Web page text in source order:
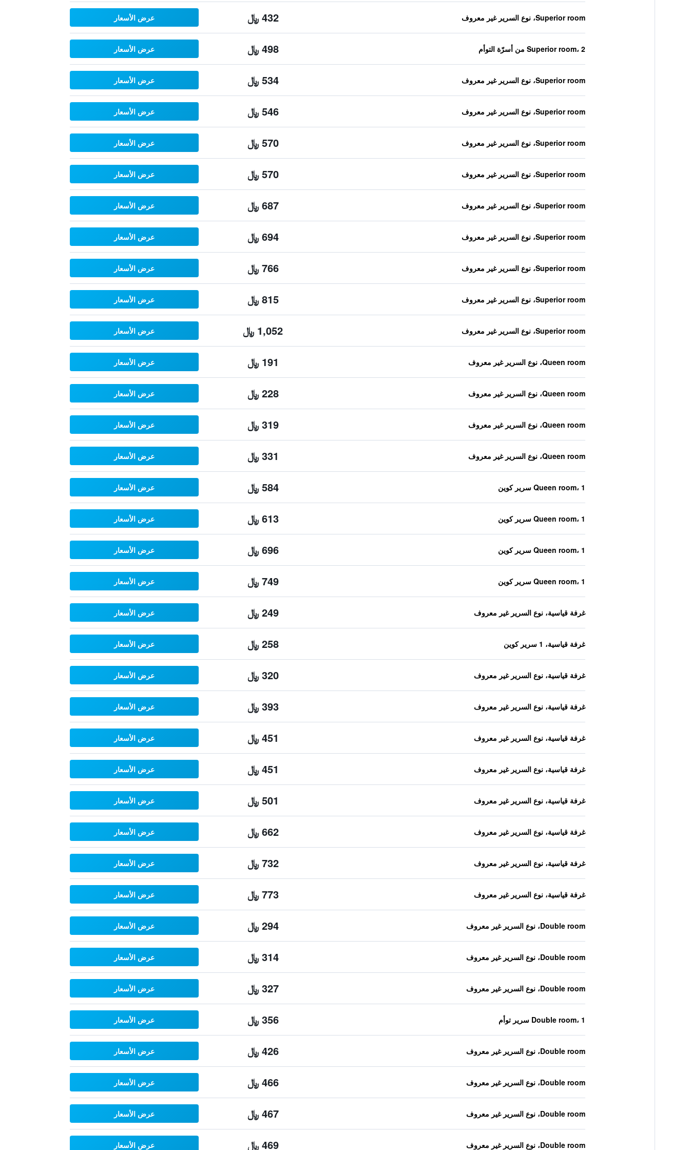
Superior room، نوع السرير غير معروف 432 ﷼ عرض الأسعار
Superior room، 2 من أسرّة التوأم 498 ﷼ عرض الأسعار
Superior room، نوع السرير غير معروف 534 ﷼ عرض الأسعار
Superior room، نوع السرير غير معروف 546 ﷼ عرض الأسعار
Superior room، نوع السرير غير معروف 570 ﷼ عرض الأسعار
Superior room، نوع السرير غير معروف 570 ﷼ عرض الأسعار
Superior room، نوع السرير غير معروف 687 ﷼ عرض الأسعار
Superior room، نوع السرير غير معروف 694 ﷼ عرض الأسعار
Superior room، نوع السرير غير معروف 766 ﷼ عرض الأسعار
Superior room، نوع السرير غير معروف 815 ﷼ عرض الأسعار
Superior room، نوع السرير غير معروف 1,052 ﷼ عرض الأسعار
Queen room، نوع السرير غير معروف 191 ﷼ عرض الأسعار
Queen room، نوع السرير غير معروف 228 ﷼ عرض الأسعار
Queen room، نوع السرير غير معروف 319 ﷼ عرض الأسعار
Queen room، نوع السرير غير معروف 331 ﷼ عرض الأسعار
Queen room، 1 سرير كوين 584 ﷼ عرض الأسعار
Queen room، 1 سرير كوين 613 ﷼ عرض الأسعار
Queen room، 1 سرير كوين 696 ﷼ عرض الأسعار
Queen room، 1 سرير كوين 749 ﷼ عرض الأسعار
غرفة قياسية، نوع السرير غير معروف 249 ﷼ عرض الأسعار
غرفة قياسية، 1 سرير كوين 258 ﷼ عرض الأسعار
غرفة قياسية، نوع السرير غير معروف 320 ﷼ عرض الأسعار
غرفة قياسية، نوع السرير غير معروف 393 ﷼ عرض الأسعار
غرفة قياسية، نوع السرير غير معروف 451 ﷼ عرض الأسعار
غرفة قياسية، نوع السرير غير معروف 451 ﷼ عرض الأسعار
غرفة قياسية، نوع السرير غير معروف 501 ﷼ عرض الأسعار
غرفة قياسية، نوع السرير غير معروف 662 ﷼ عرض الأسعار
غرفة قياسية، نوع السرير غير معروف 732 ﷼ عرض الأسعار
غرفة قياسية، نوع السرير غير معروف 773 ﷼ عرض الأسعار
Double room، نوع السرير غير معروف 294 ﷼ عرض الأسعار
Double room، نوع السرير غير معروف 314 ﷼ عرض الأسعار
Double room، نوع السرير غير معروف 327 ﷼ عرض الأسعار
Double room، 1 سرير توأم 356 ﷼ عرض الأسعار
Double room، نوع السرير غير معروف 426 ﷼ عرض الأسعار
Double room، نوع السرير غير معروف 466 ﷼ عرض الأسعار
Double room، نوع السرير غير معروف 467 ﷼ عرض الأسعار
Double room، نوع السرير غير معروف 469 ﷼ عرض الأسعار